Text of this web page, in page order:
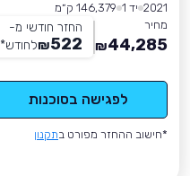
2021 יד 1
146,379 ק״מ
מחיר
44,285
₪
החזר חודשי מ-
522
₪לחודש*
לפגישה בסוכנות
*חישוב ההחזר מפורט בתקנון